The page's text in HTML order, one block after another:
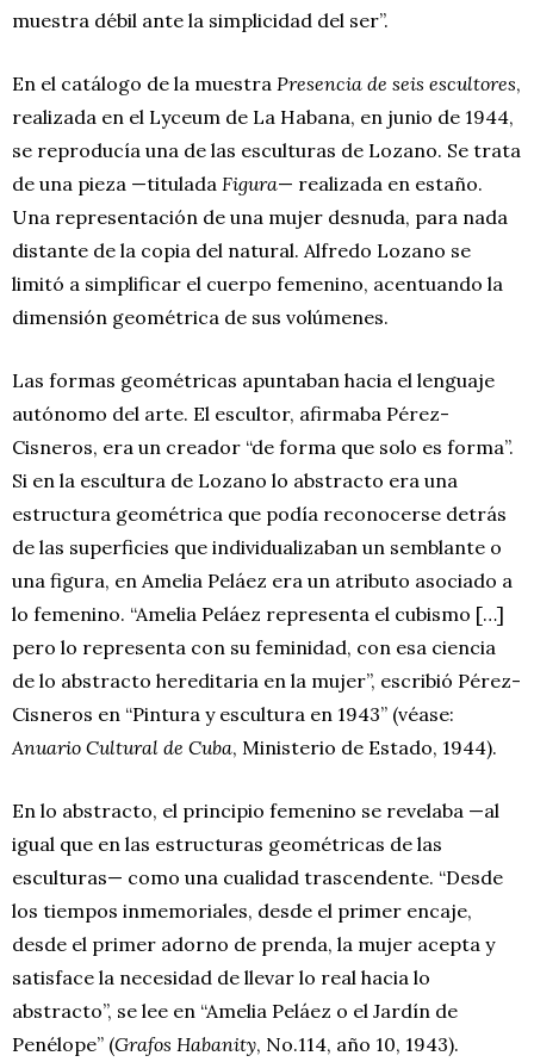
muestra débil ante la simplicidad del ser”.
En el catálogo de la muestra Presencia de seis escultores,
realizada en el Lyceum de La Habana, en junio de 1944,
se reproducía una de las esculturas de Lozano. Se trata
de una pieza —titulada Figura— realizada en estaño.
Una representación de una mujer desnuda, para nada
distante de la copia del natural. Alfredo Lozano se
limitó a simplificar el cuerpo femenino, acentuando la
dimensión geométrica de sus volúmenes.
Las formas geométricas apuntaban hacia el lenguaje
autónomo del arte. El escultor, afirmaba Pérez-
Cisneros, era un creador “de forma que solo es forma”.
Si en la escultura de Lozano lo abstracto era una
estructura geométrica que podía reconocerse detrás
de las superficies que individualizaban un semblante o
una figura, en Amelia Peláez era un atributo asociado a
lo femenino. “Amelia Peláez representa el cubismo […]
pero lo representa con su feminidad, con esa ciencia
de lo abstracto hereditaria en la mujer”, escribió Pérez-
Cisneros en “Pintura y escultura en 1943” (véase:
Anuario Cultural de Cuba, Ministerio de Estado, 1944).
En lo abstracto, el principio femenino se revelaba —al
igual que en las estructuras geométricas de las
esculturas— como una cualidad trascendente. “Desde
los tiempos inmemoriales, desde el primer encaje,
desde el primer adorno de prenda, la mujer acepta y
satisface la necesidad de llevar lo real hacia lo
abstracto”, se lee en “Amelia Peláez o el Jardín de
Penélope” (Grafos Habanity, No.114, año 10, 1943).